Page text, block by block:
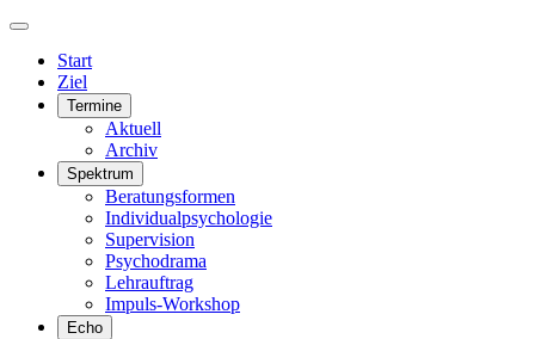
Start
Ziel
Termine
Aktuell
Archiv
Spektrum
Beratungsformen
Individualpsychologie
Supervision
Psychodrama
Lehrauftrag
Impuls-Workshop
Echo